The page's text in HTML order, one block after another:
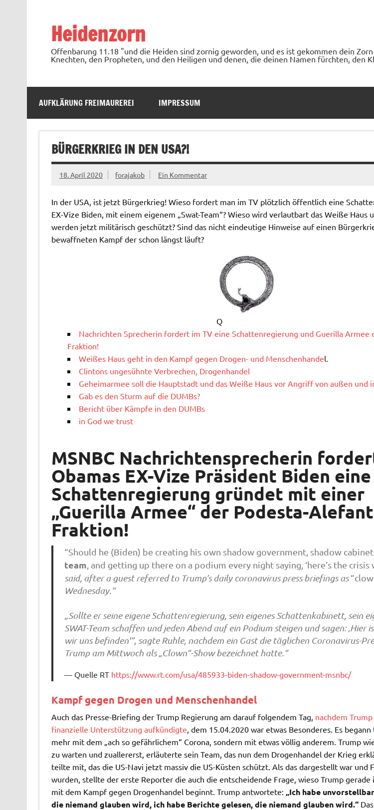
Heidenzorn
Offenbarung 11.18 "und die Heiden sind zornig geworden, und es ist gekommen dein
Knechten, den Propheten, und den Heiligen und denen, die deinen Namen fürchten, den
AUFKLÄRUNG FREIMAUREREI IMPRESSUM
BÜRGERKRIEG IN DEN USA?!
18. April 2020 forajakob Ein Kommentar
In der USA, ist jetzt Bürgerkrieg! Wieso fordert man im TV plötzlich öffentlich eine
EX-Vize Biden, mit einem eigenem „Swat-Team“? Wieso wird verlautbart das Weiße Haus
werden jetzt militärisch geschützt? Sind das nicht eindeutige Hinweise auf einen
bewaffneten Kampf der schon längst läuft?
Q
Nachrichten Sprecherin fordert im TV eine Schattenregierung und Guerilla Armee
Fraktion!
Weißes Haus geht in den Kampf gegen Drogen- und Menschenhandel.
Clintons ungesühnte Verbrechen, Drogenhandel
Geheimarmee soll die Hauptstadt und das Weiße Haus vor Angriff von außen und
Gab es den Sturm auf die DUMBs?
Bericht über Kämpfe in den DUMBs
in God we trust
MSNBC Nachrichtensprecherin
Obamas EX-Vize Präsident Biden eine
Schattenregierung gründet mit einer
„Guerilla Armee“ der Podesta-
Fraktion!
“Should he (Biden) be creating his own shadow government, shadow cabinet,
team , and getting up there on a podium every night saying, ‘here’s the crisis
said, after a guest referred to Trump’s daily coronavirus press briefings as
Wednesday.“
„Sollte er seine eigene Schattenregierung, sein eigenes Schattenkabinett, sein
SWAT-Team schaffen und jeden Abend auf ein Podium steigen und sagen: ‚Hier
wir uns befinden'“, sagte Ruhle, nachdem ein Gast die täglichen Coronavirus-
Trump am Mittwoch als „Clown“-Show bezeichnet hatte.“
Quelle RT https://www.rt.com/usa/485933-biden-shadow-government-msnbc/
Kampf gegen Drogen und Menschenhandel
Auch das Presse-Briefing der Trump Regierung am darauf folgendem Tag, nachdem
finanzielle Unterstützung aufkündigte , dem 15.04.2020 war etwas Besonderes. Es
mehr mit dem „ach so gefährlichem“ Corona, sondern mit etwas völlig anderem. Trump
zu warten und zuallererst, erläuterte sein Team, das nun dem Drogenhandel der Krieg
teilte mit, das die US-Navi jetzt massiv die US-Küsten schützt. Als das dargestellt war und
wurden, stellte der erste Reporter die auch die entscheidende Frage, wieso Trump gerade
mit dem Kampf gegen Drogenhandel beginnt. Trump antwortete: „Ich habe
die niemand glauben wird, ich habe Berichte gelesen, die niemand glauben wird.“